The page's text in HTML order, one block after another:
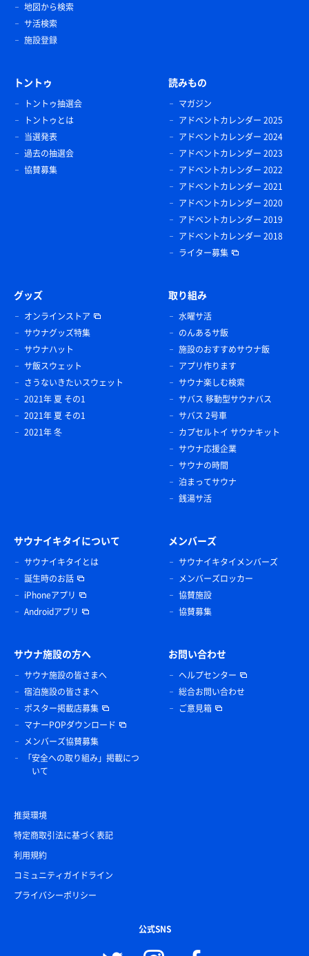
地図から検索
サ活検索
施設登録
トントゥ
トントゥ抽選会
トントゥとは
当選発表
過去の抽選会
協賛募集
読みもの
マガジン
アドベントカレンダー 2025
アドベントカレンダー 2024
アドベントカレンダー 2023
アドベントカレンダー 2022
アドベントカレンダー 2021
アドベントカレンダー 2020
アドベントカレンダー 2019
アドベントカレンダー 2018
ライター募集
グッズ
オンラインストア
サウナグッズ特集
サウナハット
サ飯スウェット
さうないきたいスウェット
2021年 夏 その1
2021年 夏 その1
2021年 冬
取り組み
水曜サ活
のんあるサ飯
施設のおすすめサウナ飯
アプリ作ります
サウナ楽しむ検索
サバス 移動型サウナバス
サバス 2号車
カプセルトイ サウナキット
サウナ応援企業
サウナの時間
泊まってサウナ
銭湯サ活
サウナイキタイについて
サウナイキタイとは
誕生時のお話
iPhoneアプリ
Androidアプリ
メンバーズ
サウナイキタイメンバーズ
メンバーズロッカー
協賛施設
協賛募集
サウナ施設の方へ
サウナ施設の皆さまへ
宿泊施設の皆さまへ
ポスター掲載店募集
マナーPOPダウンロード
メンバーズ協賛募集
「安全への取り組み」掲載につ
いて
お問い合わせ
ヘルプセンター
総合お問い合わせ
ご意見箱
推奨環境
特定商取引法に基づく表記
利用規約
コミュニティガイドライン
プライバシーポリシー
公式SNS